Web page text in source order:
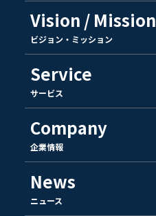
Vision / Mission
ビジョン・ミッション
Service
サービス
Company
企業情報
News
ニュース